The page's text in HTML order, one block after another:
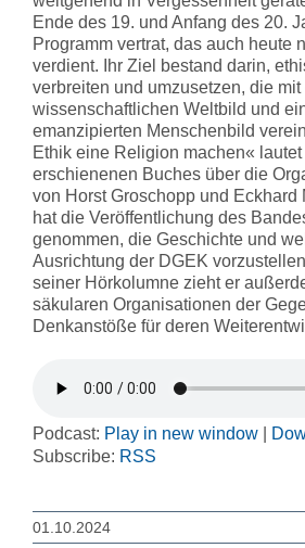
Ende des 19. und Anfang des 20.
Programm vertrat, das auch heute
verdient. Ihr Ziel bestand darin,
verbreiten und umzusetzen, die mit
wissenschaftlichen Weltbild und
emanzipierten Menschenbild
Ethik eine Religion machen«
erschienenen Buches über die
von Horst Groschopp und Eckhard
hat die Veröffentlichung des
genommen, die Geschichte und
Ausrichtung der DGEK
seiner Hörkolumne zieht er
säkularen Organisationen der
Denkanstöße für deren
Podcast: Play in new window
Subscribe: RSS
01.10.2024